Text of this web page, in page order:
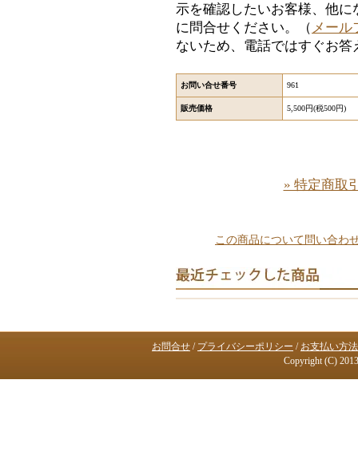
示を確認したいお客様、他
に問合せください。（ メール
ないため、電話ではすぐお
お問い合せ番号 961
販売価格 5,500円(税500円)
» 特定商取
この商品について問い合わ
お問合せ / プライバシーポリシー / お支払い方
Copyright (C)